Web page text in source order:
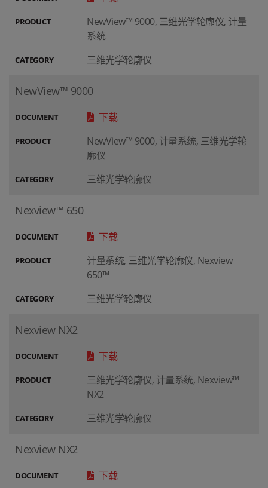
PRODUCT
NewView™ 9000, 三维光学轮廓仪, 计量
系统
CATEGORY 三维光学轮廓仪
NewView™ 9000
DOCUMENT 下载
PRODUCT
NewView™ 9000, 计量系统, 三维光学轮
廓仪
CATEGORY 三维光学轮廓仪
Nexview™ 650
DOCUMENT 下载
PRODUCT
计量系统, 三维光学轮廓仪, Nexview
650™
CATEGORY 三维光学轮廓仪
Nexview NX2
DOCUMENT 下载
PRODUCT
三维光学轮廓仪, 计量系统, Nexview™
NX2
CATEGORY 三维光学轮廓仪
Nexview NX2
DOCUMENT 下载